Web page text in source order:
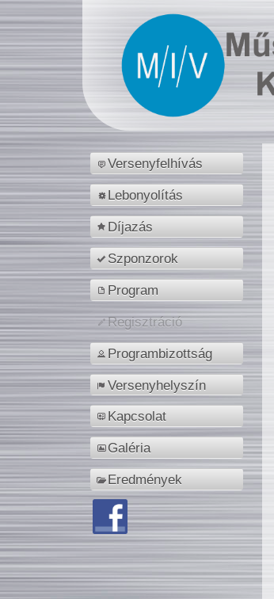
Versenyfelhívás
Lebonyolítás
Díjazás
Szponzorok
Program
Regisztráció
Programbizottság
Versenyhelyszín
Kapcsolat
Galéria
Eredmények